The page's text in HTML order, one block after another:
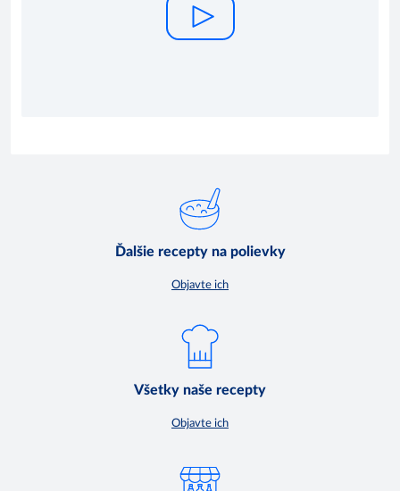
Ďalšie recepty na polievky
Objavte ich
Všetky naše recepty
Objavte ich